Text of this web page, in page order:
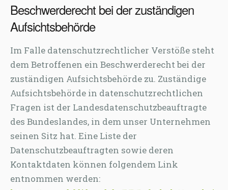
Beschwerderecht bei der zuständigen
Aufsichtsbehörde
Im Falle datenschutzrechtlicher Verstöße steht
dem Betroffenen ein Beschwerderecht bei der
zuständigen Aufsichtsbehörde zu. Zuständige
Aufsichtsbehörde in datenschutzrechtlichen
Fragen ist der Landesdatenschutzbeauftragte
des Bundeslandes, in dem unser Unternehmen
seinen Sitz hat. Eine Liste der
Datenschutzbeauftragten sowie deren
Kontaktdaten können folgendem Link
entnommen werden: